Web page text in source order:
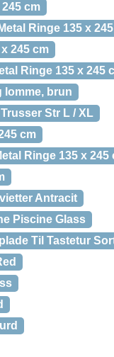
cm
Ringe 135 x
245 cm
Ringe 135 x 245
lomme, brun
Str L / XL
cm
Ringe 135 x 245
Antracit
Piscine Glass
Til Tastetur